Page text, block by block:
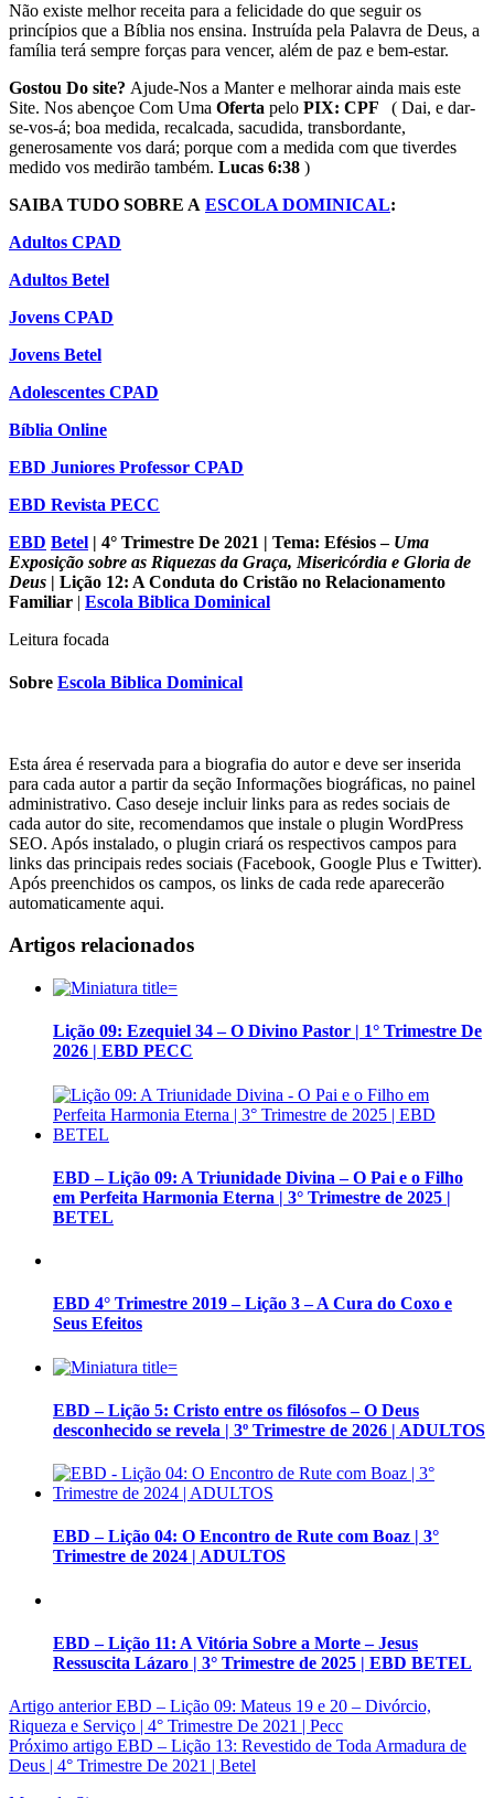
Não existe melhor receita para a felicidade do que seguir os
princípios que a Bíblia nos ensina. Instruída pela Palavra de Deus, a
família terá sempre forças para vencer, além de paz e bem-estar.
Gostou Do site? Ajude-Nos a Manter e melhorar ainda mais este
Site. Nos abençoe Com Uma Oferta pelo PIX: CPF
( Dai, e dar-
se-vos-á; boa medida, recalcada, sacudida, transbordante,
generosamente vos dará; porque com a medida com que tiverdes
medido vos medirão também. Lucas 6:38 )
SAIBA TUDO SOBRE A ESCOLA DOMINICAL:
Adultos CPAD
Adultos Betel
Jovens CPAD
Jovens Betel
Adolescentes CPAD
Bíblia Online
EBD Juniores Professor CPAD
EBD Revista PECC
EBD Betel | 4° Trimestre De 2021 | Tema: Efésios – Uma
Exposição sobre as Riquezas da Graça, Misericórdia e Gloria de
Deus | Lição 12: A Conduta do Cristão no Relacionamento
Familiar | Escola Biblica Dominical
Leitura focada
Sobre Escola Biblica Dominical
Esta área é reservada para a biografia do autor e deve ser inserida
para cada autor a partir da seção Informações biográficas, no painel
administrativo. Caso deseje incluir links para as redes sociais de
cada autor do site, recomendamos que instale o plugin WordPress
SEO. Após instalado, o plugin criará os respectivos campos para
links das principais redes sociais (Facebook, Google Plus e Twitter).
Após preenchidos os campos, os links de cada rede aparecerão
automaticamente aqui.
Artigos relacionados
Lição 09: Ezequiel 34 – O Divino Pastor | 1° Trimestre De
2026 | EBD PECC
EBD – Lição 09: A Triunidade Divina – O Pai e o Filho
em Perfeita Harmonia Eterna | 3° Trimestre de 2025 |
BETEL
EBD 4° Trimestre 2019 – Lição 3 – A Cura do Coxo e
Seus Efeitos
EBD – Lição 5: Cristo entre os filósofos – O Deus
desconhecido se revela | 3º Trimestre de 2026 | ADULTOS
EBD – Lição 04: O Encontro de Rute com Boaz | 3°
Trimestre de 2024 | ADULTOS
EBD – Lição 11: A Vitória Sobre a Morte – Jesus
Ressuscita Lázaro | 3° Trimestre de 2025 | EBD BETEL
Artigo anteriorEBD – Lição 09: Mateus 19 e 20 – Divórcio,
Riqueza e Serviço | 4° Trimestre De 2021 | Pecc
Próximo artigo EBD – Lição 13: Revestido de Toda Armadura de
Deus | 4° Trimestre De 2021 | Betel